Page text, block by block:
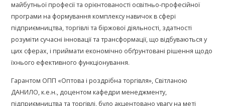
майбутньої професії та орієнтованості освітньо-професійної
програми на формування комплексу навичок в сфері
підприємництва, торгівлі та біржової діяльності, здатності
розуміти сучасні інновації та трансформації, що відбуваються у
цих сферах, і приймати економічно обґрунтовані рішення щодо
їхнього ефективного функціонування.
Гарантом ОПП «Оптова і роздрібна торгівля», Світланою
ДАНИЛО, к.е.н., доцентом кафедри менеджменту,
підприємництва та торгівлі, було акцентовано увагу на меті